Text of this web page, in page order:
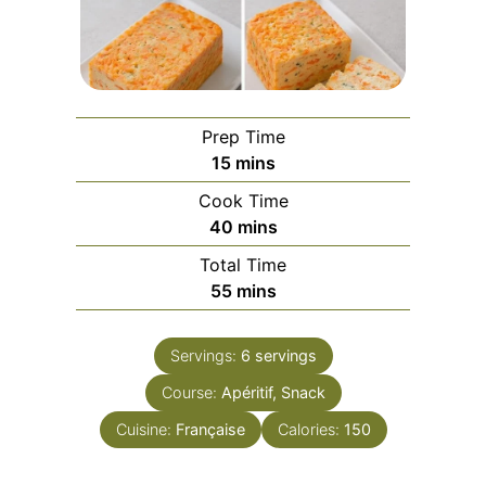
Prep Time
15minutes
mins
Cook Time
40minutes
mins
Total Time
55minutes
mins
Servings: 6 servings
Course: Apéritif, Snack
Cuisine: Française Calories: 150